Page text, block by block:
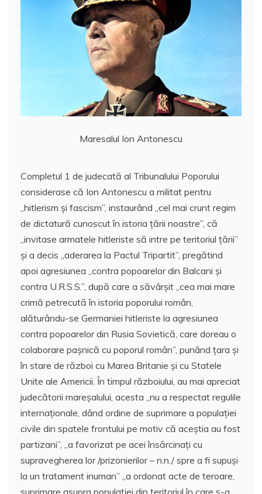
Maresalul Ion Antonescu
Completul 1 de judecată al Tribunalului Poporului
considerase că Ion Antonescu a militat pentru
,,hitlerism şi fascism”, instaurând ,,cel mai crunt regim
de dictatură cunoscut în istoria ţării noastre”, că
,,invitase armatele hitleriste să intre pe teritoriul ţării”
şi a decis ,,aderarea la Pactul Tripartit”, pregătind
apoi agresiunea ,,contra popoarelor din Balcani şi
contra U.R.S.S.”, după care a săvârşit ,,cea mai mare
crimă petrecută în istoria poporului român,
alăturându-se Germaniei hitleriste la agresiunea
contra popoarelor din Rusia Sovietică, care doreau o
colaborare paşnică cu poporul român”, punând ţara şi
în stare de război cu Marea Britanie şi cu Statele
Unite ale Americii. În timpul războiului, au mai apreciat
judecătorii mareşalului, acesta ,,nu a respectat regulile
internaţionale, dând ordine de suprimare a populaţiei
civile din spatele frontului pe motiv că aceştia au fost
partizani”, ,,a favorizat pe acei însărcinaţi cu
supravegherea lor /prizonierilor – n.n./ spre a fi supuşi
la un tratament inuman” ,,a ordonat acte de teroare,